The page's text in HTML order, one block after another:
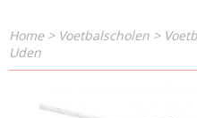
Home> Voetbalscholen >
Uden